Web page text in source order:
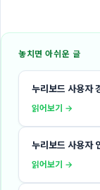
놓치면 아쉬운 글
누리보드 사용자
읽어보기 →
누리보드 사용자
읽어보기 →